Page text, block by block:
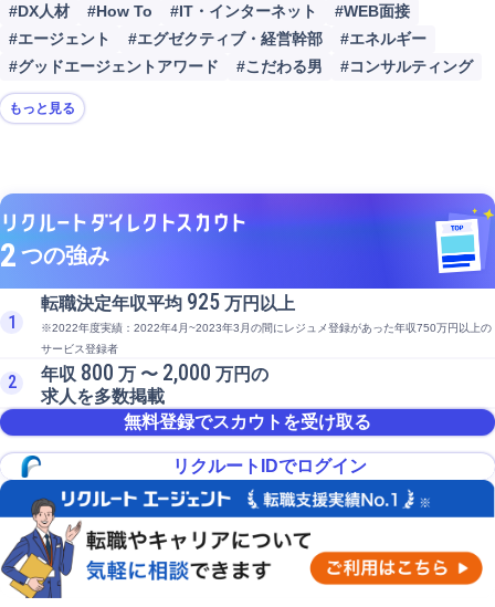
#DX人材 #How To #IT・インターネット
#WEB面接
#エージェント
#エグゼクティブ・経営幹部
#エネルギー
#グッドエージェントアワード
#こだわる男 #コンサルティング
もっと見る
2 つの強み
1
転職決定年収平均 925 万円以上
※2022年度実績：2022年4月~2023年3月の間にレジュメ登録があった年収750万円以上の
サービス登録者
2 年収 800 万 〜 2,000 万円の
求人を多数掲載
無料登録でスカウトを受け取る
リクルートIDでログイン